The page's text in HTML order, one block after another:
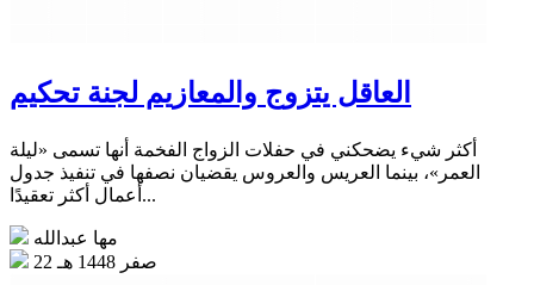
العاقل يتزوج والمعازيم لجنة تحكيم
أكثر شيء يضحكني في حفلات الزواج الفخمة أنها تسمى «ليلة
العمر»، بينما العريس والعروس يقضيان نصفها في تنفيذ جدول
أعمال أكثر تعقيدًا...
مها عبدالله
22 صفر 1448 هـ